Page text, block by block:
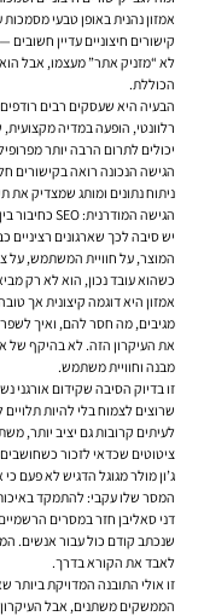
אמזון נהנית באופן טבעי
קישורים חיצוניים עדיין
לא “מזניק אתר” מעצמו, אבל הוא
הכוללת.
הבעיה היא שעסקים רבים
רלוונטי, הופעה במדיה
יכולים לתרום הרבה יותר
הגישה הנכונה רואה בקישורים
ניתוח נתונים ומותג שמצדיק
הגישה המודרנית: SEO כחיבור בין תוכן, מוצר ועסק
המוצר, על חוויית המשתמש, על
כשהוא עובד נכון, הוא לא רק
אמזון היא דוגמה קיצונית אך
מגיבים, מה חסר להם, ואיך
את העיקרון הזה. לא בהיקף של
מבנה וחוויית משתמש.
זו בדיוק הסיבה שקידום
שרוצים לצמוח בלי להיות
לעיתים קרובות גם יציב יותר,
ציטוטים שכדאי לזכור
ג’ון מולר מגוגל הדגיש לא פעם
המסר שלו עקבי: להתמקד
שנכתב קודם כול עבור אנשים.
לאבד את הקורא בדרך.
זו אולי התובנה המדויקת
הממשקים משתנים, אבל העיקרון